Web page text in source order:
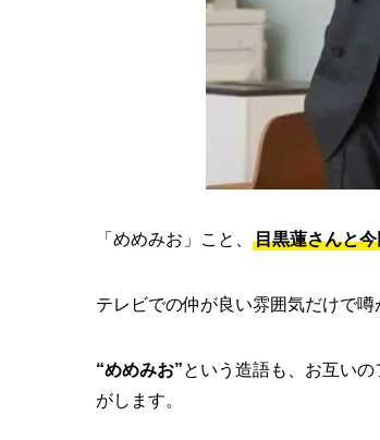
「めめみお」こと、 目黒蓮さんと
テレビでの仲が良い雰囲気だけで噂
“めめみお”という造語も、お互いの
がします。